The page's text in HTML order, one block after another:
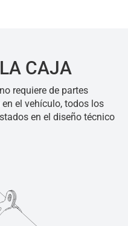
CAJA
requiere de partes
el vehículo, todos los
en el diseño técnico